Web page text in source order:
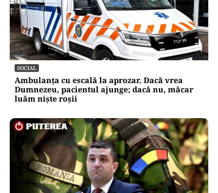
SOCIAL
Ambulanța cu escală la aprozar. Dacă vrea
Dumnezeu, pacientul ajunge; dacă nu, măcar
luăm niște roșii